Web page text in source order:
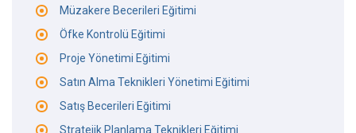
Müzakere Becerileri Eğitimi
Öfke Kontrolü Eğitimi
Proje Yönetimi Eğitimi
Satın Alma Teknikleri Yönetimi Eğitimi
Satış Becerileri Eğitimi
Stratejik Planlama Teknikleri Eğitimi